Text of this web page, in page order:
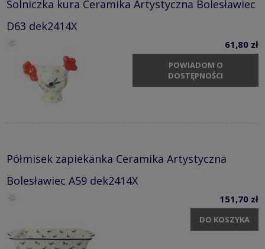
Solniczka kura Ceramika Artystyczna Bolesławiec
D63 dek2414X
61,80 zł
POWIADOM O
DOSTĘPNOŚCI
Półmisek zapiekanka Ceramika Artystyczna
Bolesławiec A59 dek2414X
151,70 zł
DO KOSZYKA